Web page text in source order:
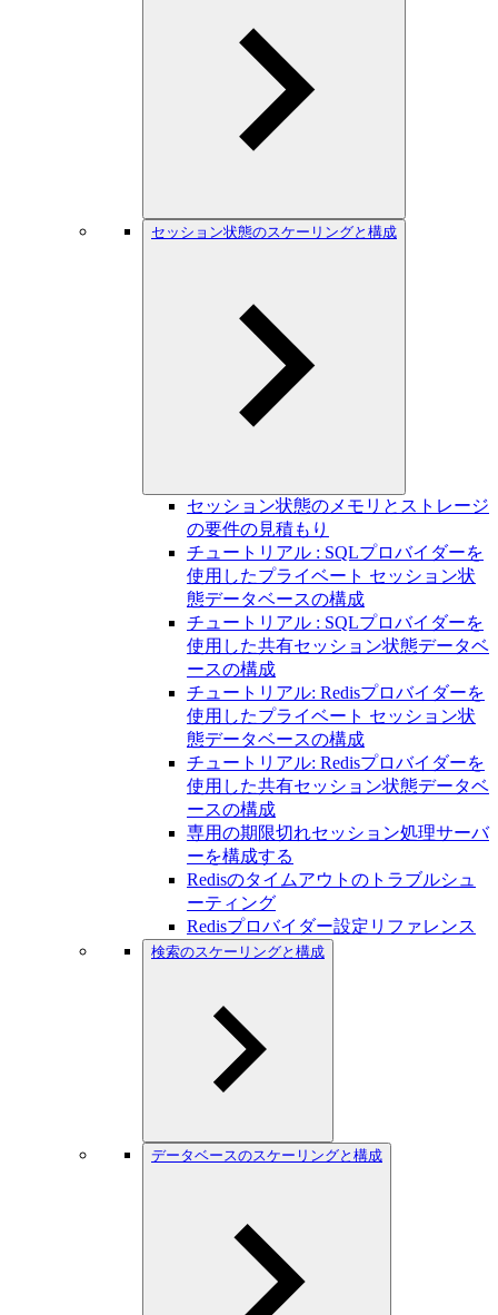
セッション状態のスケーリングと構成
セッション状態のメモリとストレージ
の要件の見積もり
チュートリアル : SQLプロバイダーを
使用したプライベート セッション状
態データベースの構成
チュートリアル : SQLプロバイダーを
使用した共有セッション状態データベ
ースの構成
チュートリアル: Redisプロバイダーを
使用したプライベート セッション状
態データベースの構成
チュートリアル: Redisプロバイダーを
使用した共有セッション状態データベ
ースの構成
専用の期限切れセッション処理サーバ
ーを構成する
Redisのタイムアウトのトラブルシュ
ーティング
Redisプロバイダー設定リファレンス
検索のスケーリングと構成
データベースのスケーリングと構成